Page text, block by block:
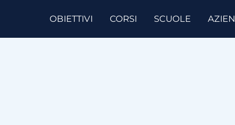
OBIETTIVI CORSI SCUOLE